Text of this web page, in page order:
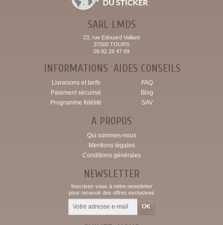
SARL LMDS
23, rue Edouard Vaillant
37000 TOURS
09 82 28 47 69
INFORMATIONS
Livraisons et tarifs
Paiement sécurisé
Programme fidélité
AIDES CONSEILS
FAQ
Blog
SAV
A PROPOS
Qui sommes-nous
Mentions légales
Conditions générales
NEWSLETTER
Inscrivez-vous à notre newsletter
pour recevoir des offres exclusives